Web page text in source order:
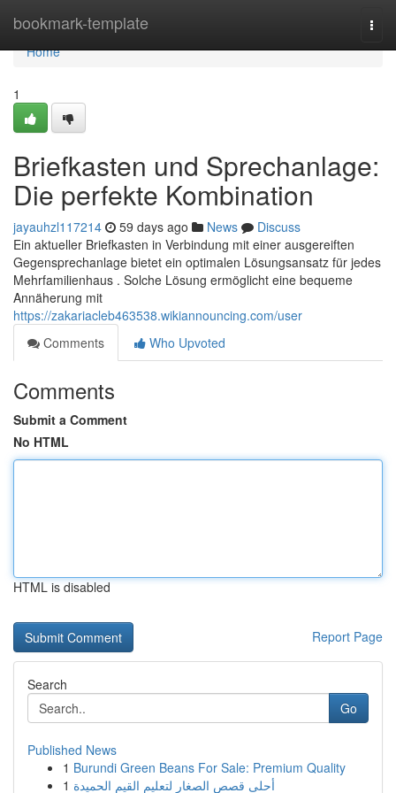
bookmark-template
Home
Home
1
Briefkasten und Sprechanlage:
Die perfekte Kombination
jayauhzl117214 59 days ago News
Discuss
Ein aktueller Briefkasten in Verbindung mit einer ausgereiften
Gegensprechanlage bietet ein optimalen Lösungsansatz für jedes
Mehrfamilienhaus . Solche Lösung ermöglicht eine bequeme
Annäherung mit
https://zakariacleb463538.wikiannouncing.com/user
Comments
Who Upvoted
Comments
Submit a Comment
No HTML
HTML is disabled
Report Page
Search
Go
Published News
1 Burundi Green Beans For Sale: Premium Quality
1 أحلى قصص الصغار لتعليم القيم الحميدة